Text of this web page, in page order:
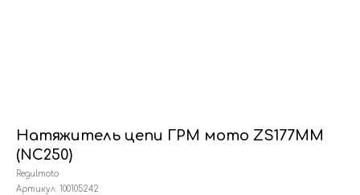
Натяжитель цепи ГРМ мото ZS177MM
(NC250)
Regulmoto
Артикул: 100105242